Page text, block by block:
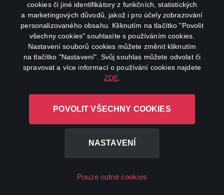
cookies či jiné identifikátory z funkčních, statistických
a marketingových důvodů, jakož i pro účely zobrazování
personalizovaného obsahu. Kliknutím na tlačítko "Povolit
všechny cookies" souhlasíte s používáním cookies.
Nastavení souborů cookies můžete změnit kliknutím
na tlačítko "Nastavení". Svůj souhlas můžete odvolat či
spravovat a více informací o používání cookies najdete
ZDE
POVOLIT VŠECHNY COOKIES
NASTAVENÍ
Pouze nutné cookies
Epizoda 25 - David Kotyza
Dovedl Petru Kvitovou ke dvěma wimbledonským
titulům. S Karolínou Plíškovou zažil výstup na
pozici světové jedničky.